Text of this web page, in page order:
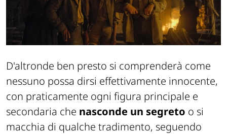
D'altronde ben presto si comprenderà come
nessuno possa dirsi effettivamente innocente,
con praticamente ogni figura principale e
secondaria che nasconde un segreto o si
macchia di qualche tradimento, seguendo